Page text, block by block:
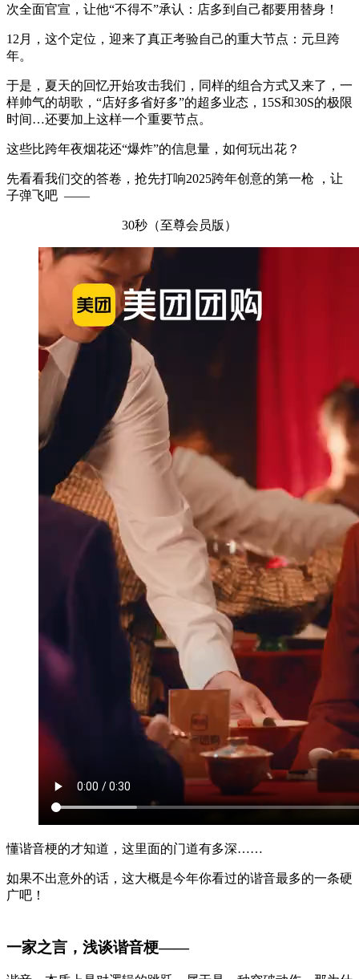
次全面官宣，让他“不得不”承认：店多到自己都要用替身！
12月，这个定位，迎来了真正考验自己的重大节点：元旦跨
年。
于是，夏天的回忆开始攻击我们，同样的组合方式又来了，一
样帅气的胡歌，“店好多省好多”的超多业态，15S和30S的极限
时间…还要加上这样一个重要节点。
这些比跨年夜烟花还“爆炸”的信息量，如何玩出花？
先看看我们交的答卷，抢先打响2025跨年创意的第一枪 ，让
子弹飞吧 ——
30秒（至尊会员版）
懂谐音梗的才知道，这里面的门道有多深……
如果不出意外的话，这大概是今年你看过的谐音最多的一条硬
广吧！
一家之言，浅谈谐音梗——